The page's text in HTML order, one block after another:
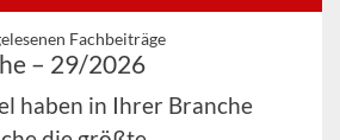
Fachbeiträge
– 29/2026
haben in Ihrer Branche